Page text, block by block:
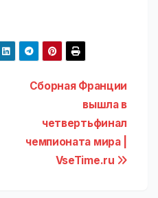
Сборная Франции
вышла в
четвертьфинал
чемпионата мира |
VseTime.ru